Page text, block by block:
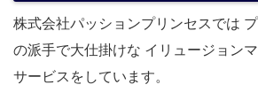
株式会社パッションプリンセスでは
の派手で大仕掛けな イリュージョン
サービスをしています。